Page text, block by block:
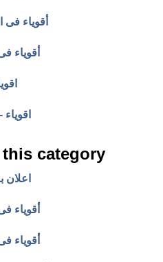
أقوياء فى
أقوياء فى
اقوياء -
category
اعلان
أقوياء فى
أقوياء فى